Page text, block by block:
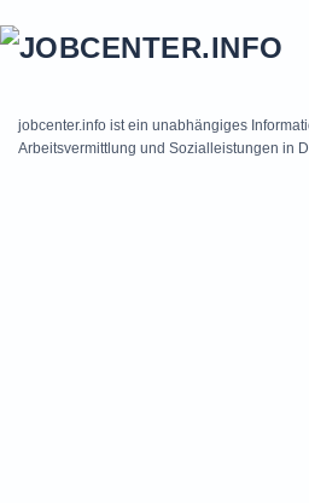
jobcenter.info ist ein unabhängiges
Arbeitsvermittlung und Sozialleistungen in